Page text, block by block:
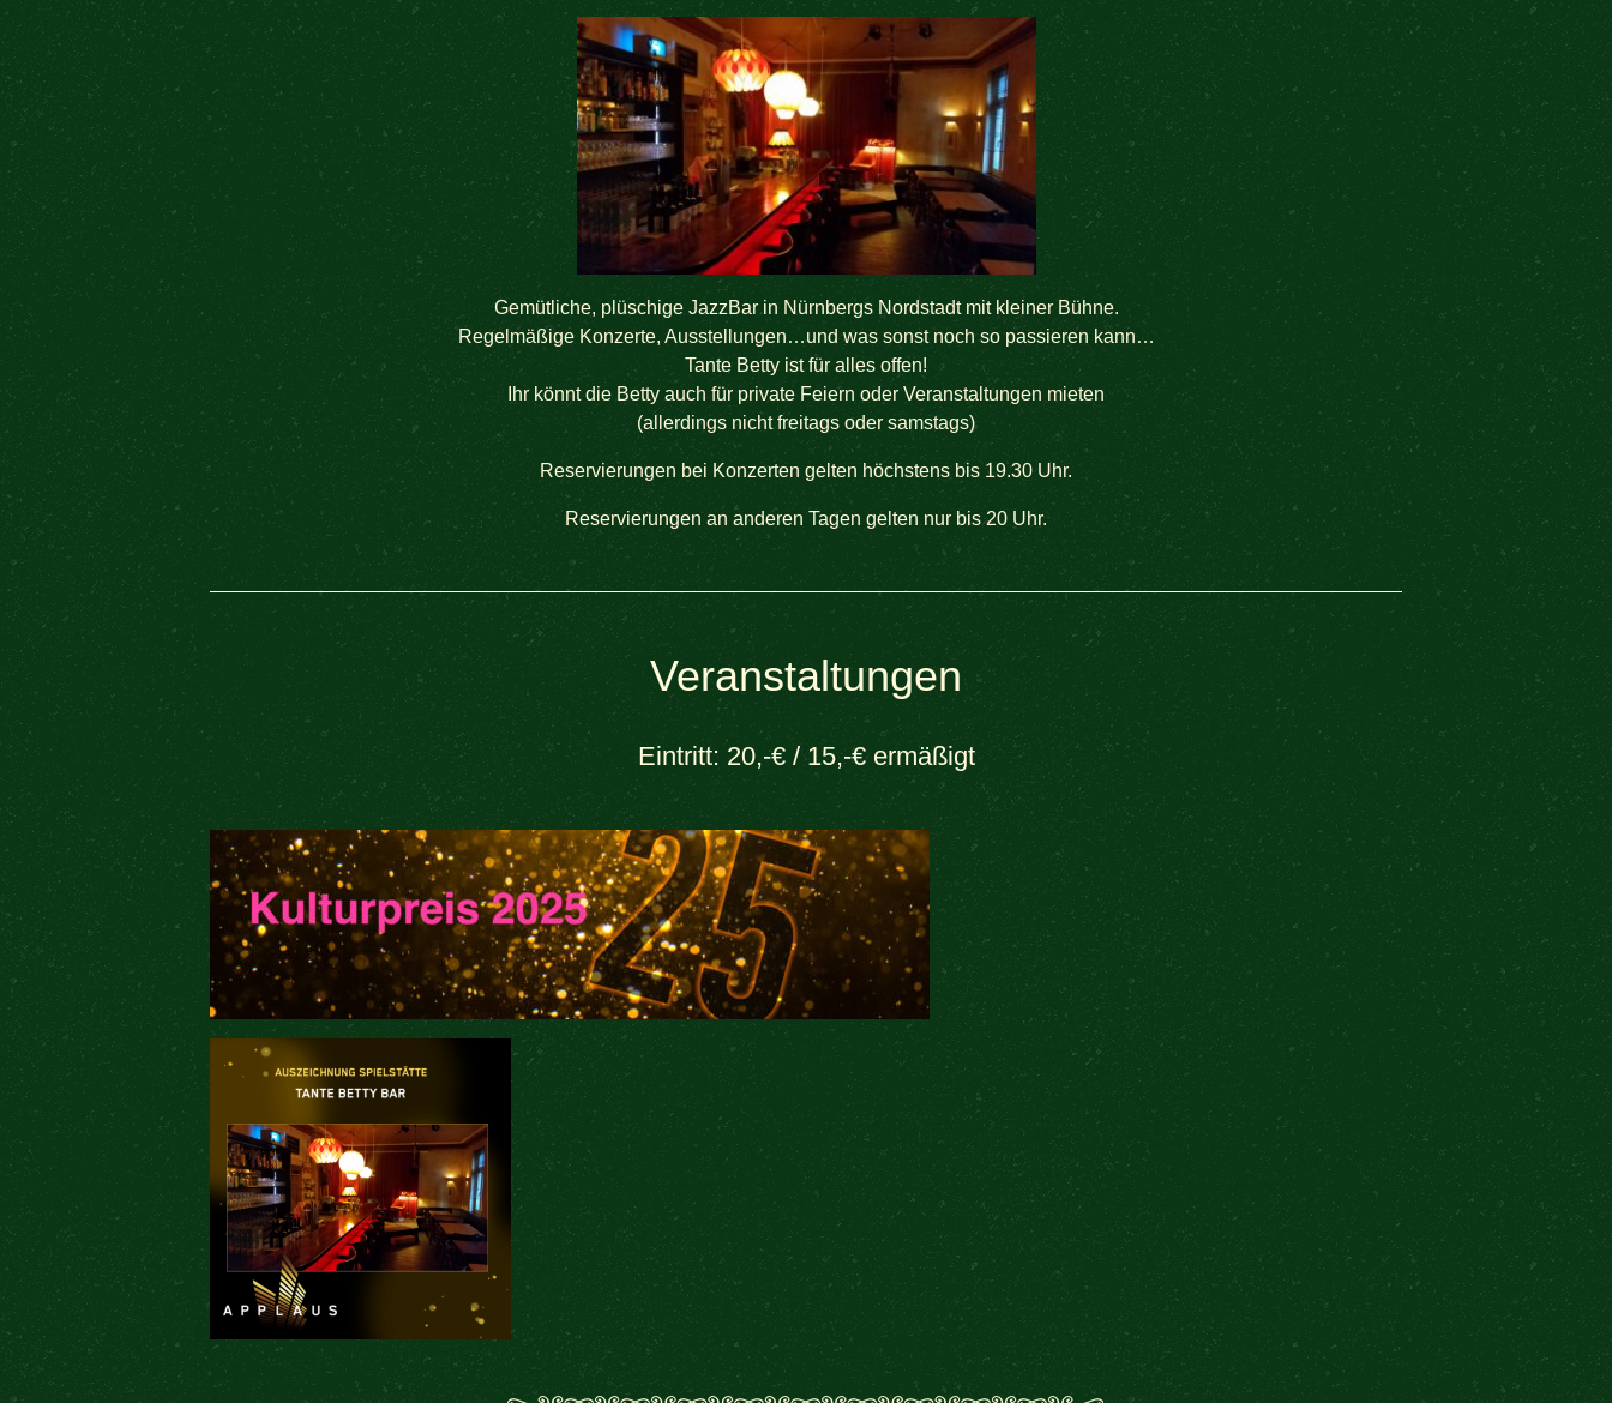
Gemütliche, plüschige JazzBar in Nürnbergs Nordstadt mit kleiner Bühne.
Regelmäßige Konzerte, Ausstellungen…und was sonst noch so passieren kann…
Tante Betty ist für alles offen!
Ihr könnt die Betty auch für private Feiern oder Veranstaltungen mieten
(allerdings nicht freitags oder samstags)
Reservierungen bei Konzerten gelten höchstens bis 19.30 Uhr.
Reservierungen an anderen Tagen gelten nur bis 20 Uhr.
Veranstaltungen
Eintritt: 20,-€ / 15,-€ ermäßigt